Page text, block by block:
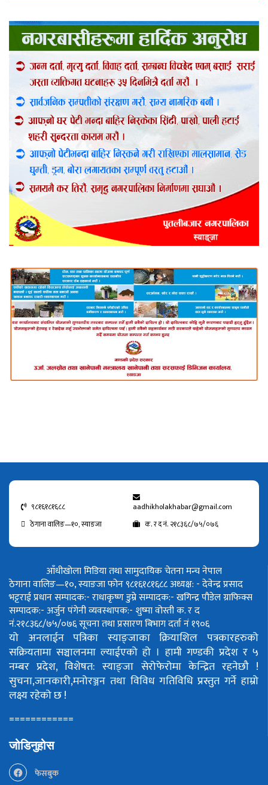
९८१६१८१६८८
aadhikholakhabar@gmail.com
ठेगाना वालिङ—१०, स्याङजा
क. र द नं. २१८३६८/७५/०७६
आँधीखोला मिडिया तथा सामुदायिक चेतना मन्च नेपाल
ठेगाना वालिङ—१०, स्याङजा फोन ९८१६१८१६८८अध्यक्ष: - देवेन्द्र प्रसाद
भट्टराईप्रधान सम्पादक:- राधाकृष्ण डुम्रेसम्पादक:- खगिन्द्र पौडेलग्राफिक्स
सम्पादक:- अर्जुन पंगेनीव्यवस्थापक:- शुष्मा वोस्तीक. र द
नं.२१८३६८/७५/०७६सूचना तथा प्रसारण बिभाग दर्ता नं १९०६
यो अनलाईन पत्रिका स्याङ्जाका क्रियाशिल पत्रकारहरुको
सक्रियतामा सञ्चालनमा ल्याईएको हो । हामी गण्डकी प्रदेश र ५
नम्बर प्रदेश, विशेषत: स्याङ्जा सेरोफेरोमा केन्द्रित रहनेछौ !
सुचना,जानकारी,मनोरञ्जन तथा विविध गतिविधि प्रस्तुत गर्ने हाम्रो
लक्ष्य रहेको छ !
============
जोडिनुहोस
फेसबुक